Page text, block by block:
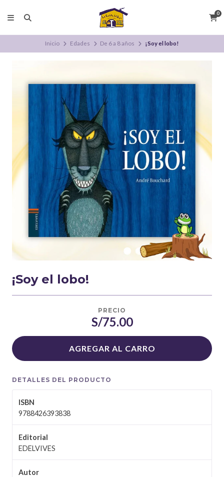
0
Inicio Edades De 6 a 8 años ¡Soy el lobo!
¡Soy el lobo!
PRECIO
S/75.00
AGREGAR AL CARRO
DETALLES DEL PRODUCTO
ISBN
9788426393838
Editorial
EDELVIVES
Autor